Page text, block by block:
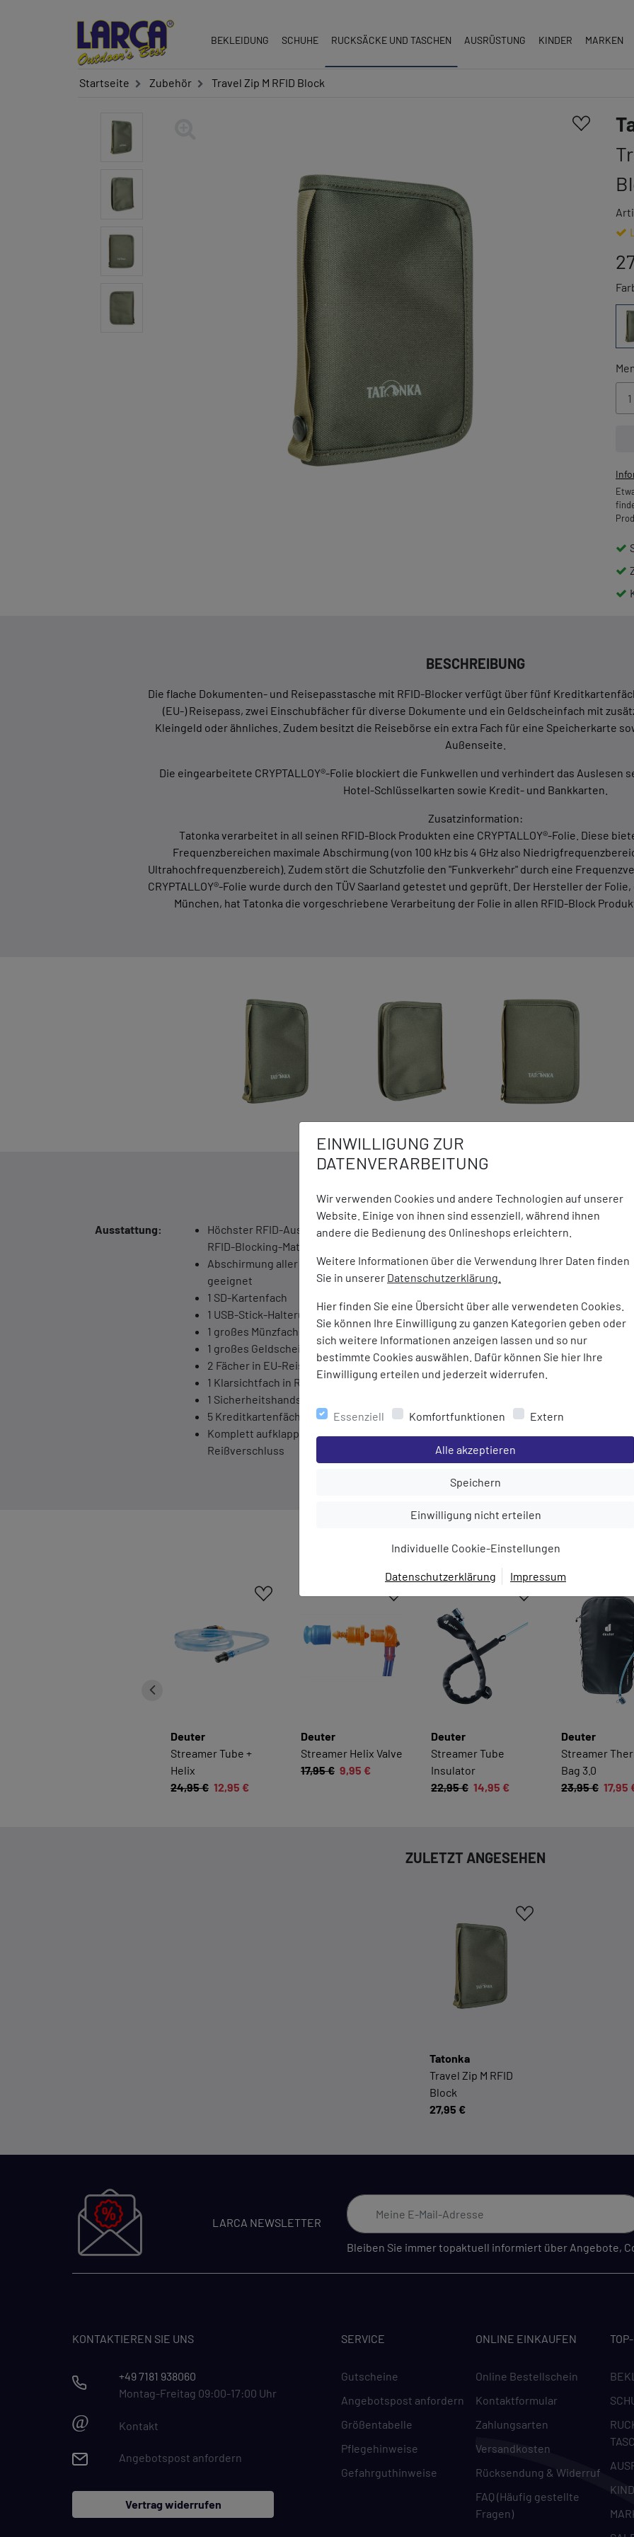
EINWILLIGUNG ZUR
DATENVERARBEITUNG
Wir verwenden Cookies und andere Technologien auf unserer
Website. Einige von ihnen sind essenziell, während ihnen
andere die Bedienung des Onlineshops erleichtern.
Weitere Informationen über die Verwendung Ihrer Daten finden
Sie in unserer Datenschutzerklärung.
Hier finden Sie eine Übersicht über alle verwendeten Cookies.
Sie können Ihre Einwilligung zu ganzen Kategorien geben oder
sich weitere Informationen anzeigen lassen und so nur
bestimmte Cookies auswählen. Dafür können Sie hier Ihre
Einwilligung erteilen und jederzeit widerrufen.
Essenziell Komfortfunktionen Extern
Einstellungen speichern für die Gruppe
Alle akzeptieren
Einstellungen speichern für die
Speichern
Einstellungen speichern für die Gruppe
Einwilligung nicht erteilen
Individuelle Cookie-Einstellungen
Datenschutzerklärung Impressum
EINWILLIGUNG ZUR
DATENVERARBEITUNG
Hier finden Sie eine Übersicht über alle verwendeten Cookies.
Sie können Ihre Zustimmung zu ganzen Kategorien geben oder
sich weitere Informationen anzeigen lassen und so nur
bestimmte Cookies auswählen.
Zurück| Einwilligung nicht erteilen
Onlineshops erforderlich.
KOMFORTFUNKTIONEN
möglichst komfortabel gestalten.
Cookie-Informationen anzeigen
Inhalte von externen Dienstleistern wie Google, Social-
Media-Plattformen etc.
Cookie-Informationen anzeigen
BEKLEIDUNG SCHUHE RUCKSÄCKE UND TASCHEN AUSRÜSTUNG KINDER MARKEN
Startseite Zubehör Travel Zip M RFID Block
BESCHREIBUNG
Die flache Dokumenten- und Reisepasstasche mit RFID-Blocker verfügt über fünf
(EU-) Reisepass, zwei Einschubfächer für diverse Dokumente und ein Geldscheinfach mit
Kleingeld oder ähnliches. Zudem besitzt die Reisebörse ein extra Fach für eine Speicherkarte
Außenseite.
Die eingearbeitete CRYPTALLOY®-Folie blockiert die Funkwellen und verhindert das Auslesen
Hotel-Schlüsselkarten sowie Kredit- und Bankkarten.
Zusatzinformation:
Tatonka verarbeitet in all seinen RFID-Block Produkten eine CRYPTALLOY®-Folie. Diese
Frequenzbereichen maximale Abschirmung (von 100 kHz bis 4 GHz also
Ultrahochfrequenzbereich). Zudem stört die Schutzfolie den "Funkverkehr" durch eine
CRYPTALLOY®-Folie wurde durch den TÜV Saarland getestet und geprüft. Der Hersteller der
München, hat Tatonka die vorgeschriebene Verarbeitung der Folie in allen RFID-Block
Ausstattung:
Höchster RFID-Ausleseschutz mit TÜV-geprüftem
RFID-Blocking-Material CRYPTALLOY®
Abschirmung aller Frequenzen und für alle Karten
geeignet
1 SD-Kartenfach
1 USB-Stick-Halterung
1 großes Münzfach mit Reißverschluss
1 großes Geldscheinfach
2 Fächer in EU-Reisepass-Größe
1 Klarsichtfach in Reisepassgröße
1 Sicherheitshandschlaufe
5 Kreditkartenfächer
Komplett aufklappbar mit umlaufendem
Reißverschluss
Marke:
100%
Gewicht:
92 g
MEHR AUS DER KATEGORIE
Deuter
Streamer Tube +
Helix
24,95 € 12,95 €
Deuter
Streamer Helix Valve
17,95 € 9,95 €
Deuter
Streamer Tube
Insulator
22,95 € 14,95 €
Deuter
Streamer
Bag 3.0
23,95 € 17,95
ZULETZT ANGESEHEN
Tatonka
Travel Zip M RFID
Block
27,95 €
LARCA NEWSLETTER
Bleiben Sie immer topaktuell informiert über Angebote,
KONTAKTIEREN SIE UNS
+49 7181 938060
Montag-Freitag 09:00-17:00 Uhr
@ Kontakt
Angebotspost anfordern
Vertrag widerrufen
SERVICE
Gutscheine
Angebotspost anfordern
Größentabelle
Pflegehinweise
Gefahrguthinweise
ONLINE EINKAUFEN
Online Bestellschein
Kontaktformular
Zahlungsarten
Versandkosten
Rücksendung & Widerruf
FAQ (Häufig gestellte
Fragen)